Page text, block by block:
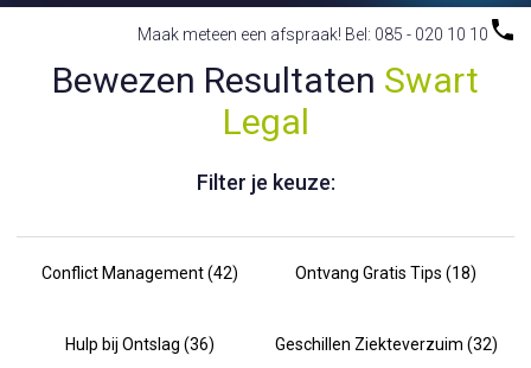
Maak meteen een afspraak! Bel: 085 - 020 10 10
Bewezen Resultaten Swart
Legal
Filter je keuze:
Conflict Management (42) Ontvang Gratis Tips (18)
Hulp bij Ontslag (36) Geschillen Ziekteverzuim (32)